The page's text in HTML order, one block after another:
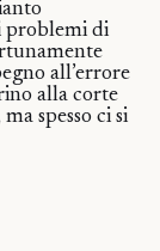
problemi di
all’errore
alla corte
spesso ci si